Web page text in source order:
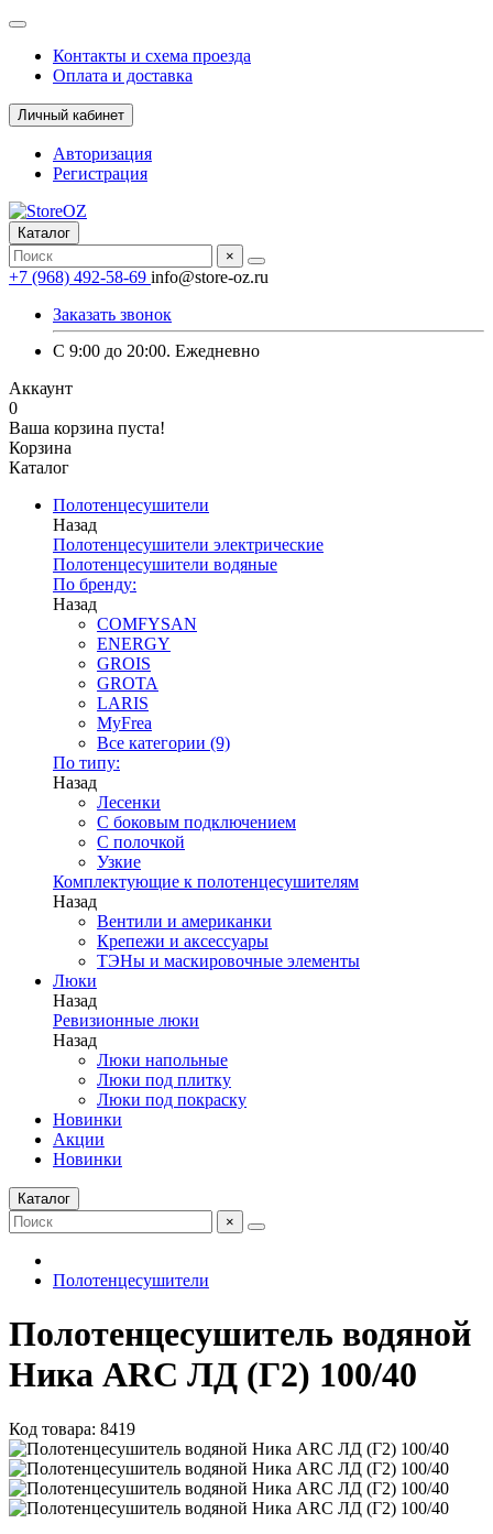
Контакты и схема проезда
Оплата и доставка
Личный кабинет
Авторизация
Регистрация
Каталог
×
+7 (968) 492-58-69 info@store-oz.ru
Заказать звонок
C 9:00 до 20:00. Ежедневно
Аккаунт
0
Ваша корзина пуста!
Корзина
Каталог
Полотенцесушители
Назад
Полотенцесушители электрические
Полотенцесушители водяные
По бренду:
Назад
COMFYSAN
ENERGY
GROIS
GROTA
LARIS
MyFrea
Все категории (9)
По типу:
Назад
Лесенки
С боковым подключением
С полочкой
Узкие
Комплектующие к полотенцесушителям
Назад
Вентили и американки
Крепежи и аксессуары
ТЭНы и маскировочные элементы
Люки
Назад
Ревизионные люки
Назад
Люки напольные
Люки под плитку
Люки под покраску
Новинки
Акции
Новинки
Каталог
×
Полотенцесушители
Полотенцесушитель водяной
Ника ARC ЛД (Г2) 100/40
Код товара: 8419